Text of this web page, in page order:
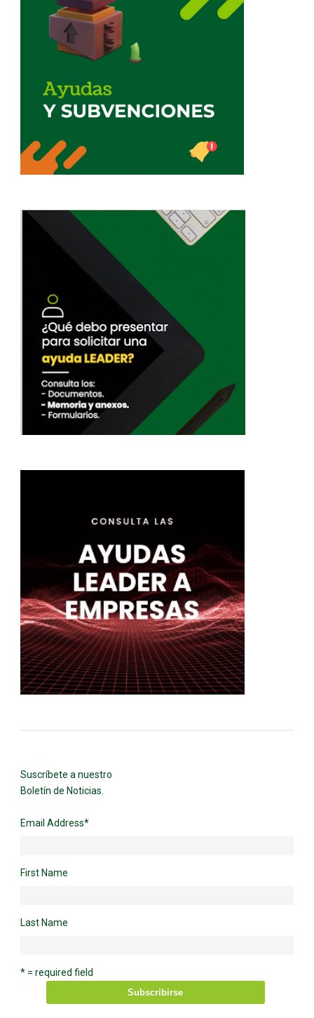
Suscríbete a nuestro
Boletín de Noticias.
Email Address*
First Name
Last Name
* = required field